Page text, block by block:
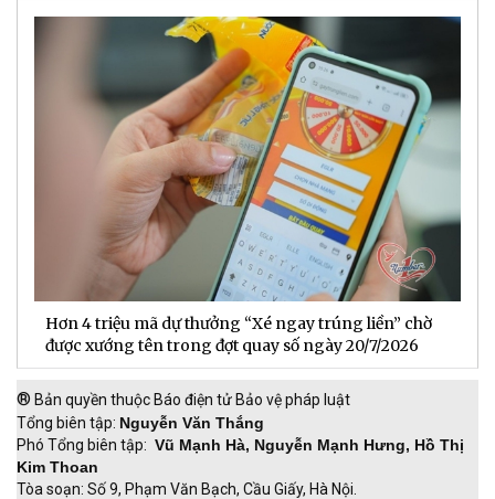
Hơn 4 triệu mã dự thưởng “Xé ngay trúng liền” chờ
được xướng tên trong đợt quay số ngày 20/7/2026
® Bản quyền thuộc Báo điện tử Bảo vệ pháp luật
Tổng biên tập: Nguyễn Văn Thắng
Phó Tổng biên tập: Vũ Mạnh Hà, Nguyễn Mạnh Hưng, Hồ Thị
Kim Thoan
Tòa soạn: Số 9, Phạm Văn Bạch, Cầu Giấy, Hà Nội.